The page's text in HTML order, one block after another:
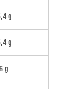
g
g
g